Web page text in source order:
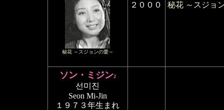
秘花 ～スジョンの愛～
２０００ 秘花 ～スジョ
ソン・ミジン2
선미진
Seon Mi-Jin
１９７３年生まれ